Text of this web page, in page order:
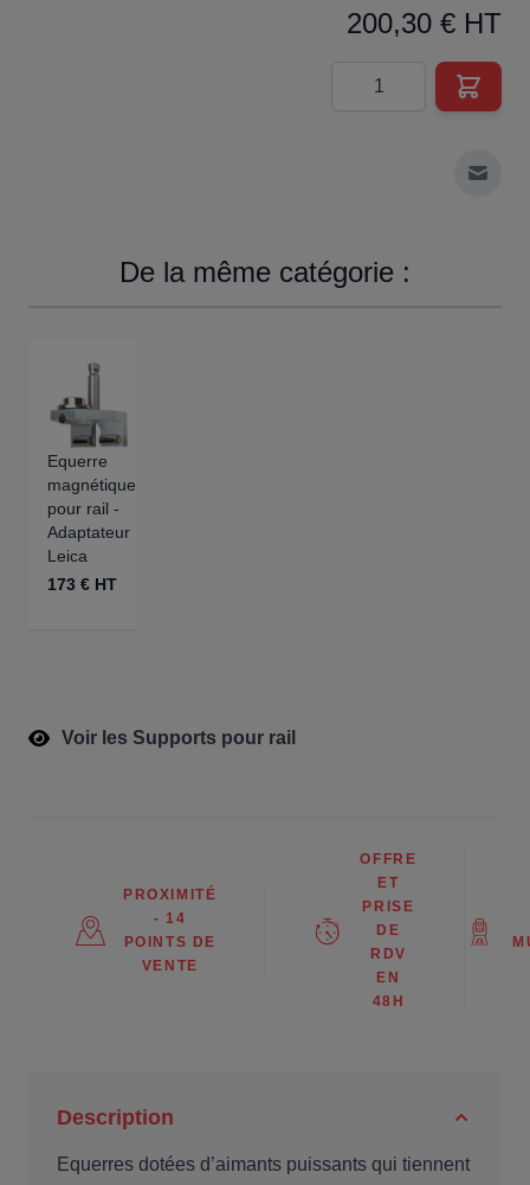
200,30 € HT
Quantité
De la même catégorie :
Equerre
magnétique
pour rail -
Adaptateur
Leica
173 € HT
Voir les Supports pour rail
PROXIMITÉ
- 14
POINTS DE
VENTE
OFFRE
ET
PRISE
DE
RDV
EN
48H
Description
Equerres dotées d’aimants puissants qui tiennent